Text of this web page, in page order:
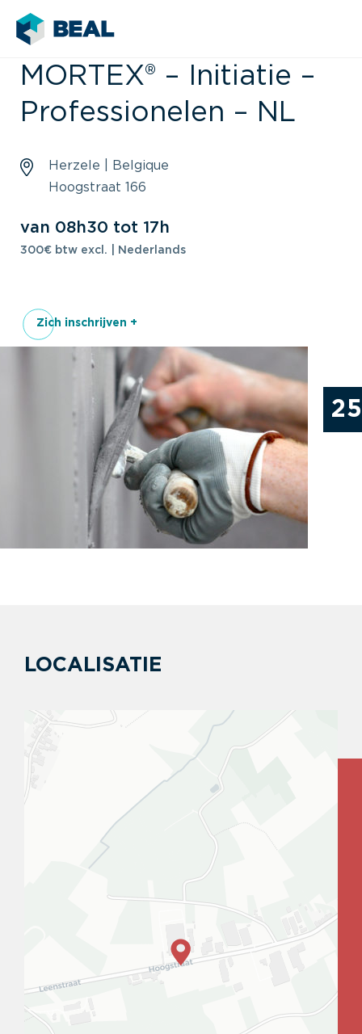
25
MORTEX® – Initiatie –
Professionelen – NL
Herzele | Belgique
Hoogstraat 166
van 08h30 tot 17h
300€ btw excl. | Nederlands
Zich inschrijven +
LOCALISATIE